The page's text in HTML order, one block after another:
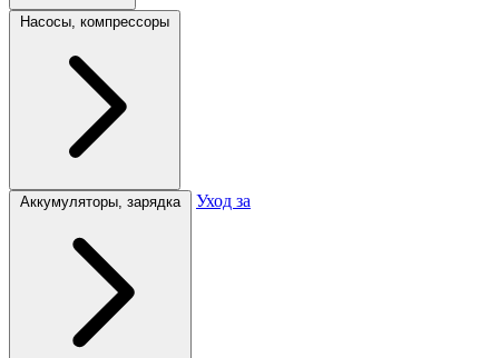
Насосы, компрессоры
Аккумуляторы, зарядка Уход за